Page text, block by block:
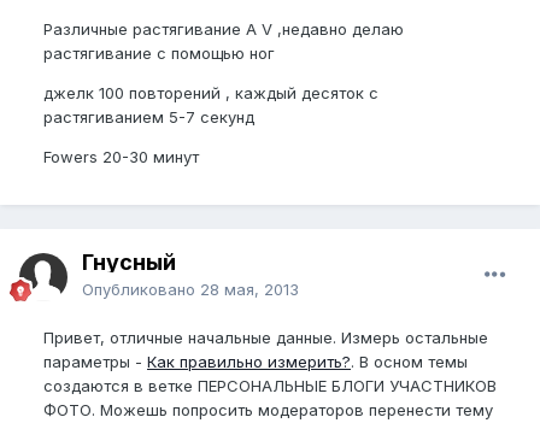
Различные растягивание A V ,недавно делаю
растягивание с помощью ног
джелк 100 повторений , каждый десяток с
растягиванием 5-7 секунд
Fowers 20-30 минут
Гнусный
Опубликовано 28 мая, 2013
Привет, отличные начальные данные. Измерь остальные
параметры - Как правильно измерить?. В осном темы
создаются в ветке ПЕРСОНАЛЬНЫЕ БЛОГИ УЧАСТНИКОВ
ФОТО. Можешь попросить модераторов перенести тему